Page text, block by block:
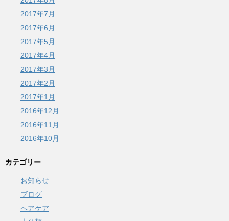
2017年7月
2017年6月
2017年5月
2017年4月
2017年3月
2017年2月
2017年1月
2016年12月
2016年11月
2016年10月
カテゴリー
お知らせ
ブログ
ヘアケア